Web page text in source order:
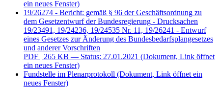
ein neues Fenster)
19/26274 - Bericht: gemäß § 96 der Geschäftsordnung zu
dem Gesetzentwurf der Bundesregierung - Drucksachen
19/23491, 19/24236, 19/24535 Nr. 11, 19/26241 - Entwurf
eines Gesetzes zur Änderung des Bundesbedarfsplangesetzes
und anderer Vorschriften
PDF | 265 KB — Status: 27.01.2021 (Dokument, Link öffnet
ein neues Fenster)
Fundstelle im Plenarprotokoll (Dokument, Link öffnet ein
neues Fenster)